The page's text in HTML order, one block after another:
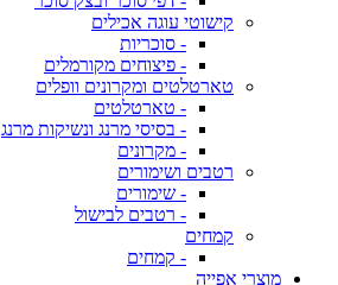
קישוטי עוגה אכילים
- סוכריות
- פיצוחים מקורמלים
טארטלטים ומקרונים וופלים
- טארטלטים
- בסיסי מרנג ונשיקות מרנג
- מקרונים
רטבים ושימורים
- שימורים
- רטבים לבישול
קמחים
- קמחים
מוצרי אפייה